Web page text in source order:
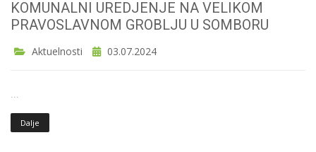
KOMUNALNI UREDJENJE NA VELIKOM
PRAVOSLAVNOM GROBLJU U SOMBORU
Aktuelnosti 03.07.2024
Dalje